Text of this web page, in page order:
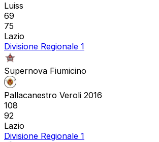
Luiss
69
75
Lazio
Divisione Regionale 1
Supernova Fiumicino
Pallacanestro Veroli 2016
108
92
Lazio
Divisione Regionale 1